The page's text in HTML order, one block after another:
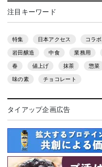
注目キーワード
特集 日本アクセス コラボ
岩田醸造 中食 業務用
春 値上げ 抹茶 惣菜
味の素 チョコレート
タイアップ企画広告